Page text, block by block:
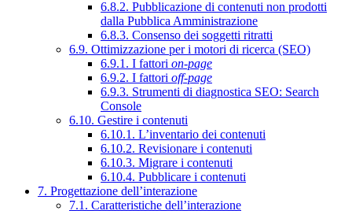
6.8.2. Pubblicazione di contenuti non prodotti
dalla Pubblica Amministrazione
6.8.3. Consenso dei soggetti ritratti
6.9. Ottimizzazione per i motori di ricerca (SEO)
6.9.1. I fattori on-page
6.9.2. I fattori off-page
6.9.3. Strumenti di diagnostica SEO: Search
Console
6.10. Gestire i contenuti
6.10.1. L’inventario dei contenuti
6.10.2. Revisionare i contenuti
6.10.3. Migrare i contenuti
6.10.4. Pubblicare i contenuti
7. Progettazione dell’interazione
7.1. Caratteristiche dell’interazione